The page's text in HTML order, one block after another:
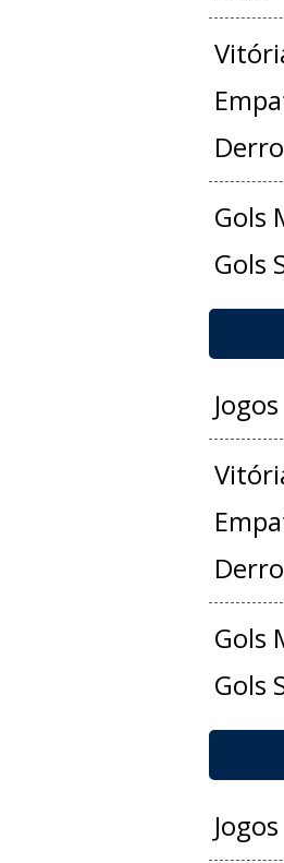
Gols
Gols
Jogos
Gols
Gols
Jogos